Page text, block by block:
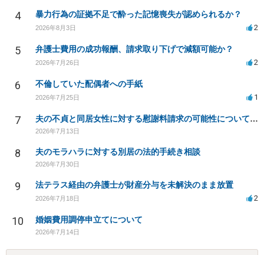
4 暴力行為の証拠不足で酔った記憶喪失が認められるか？
2026年8月3日 2
5 弁護士費用の成功報酬、請求取り下げで減額可能か？
2026年7月26日 2
6 不倫していた配偶者への手紙
2026年7月25日 1
7 夫の不貞と同居女性に対する慰謝料請求の可能性について相談
2026年7月13日
8 夫のモラハラに対する別居の法的手続き相談
2026年7月30日
9 法テラス経由の弁護士が財産分与を未解決のまま放置
2026年7月18日 2
10 婚姻費用調停申立てについて
2026年7月14日